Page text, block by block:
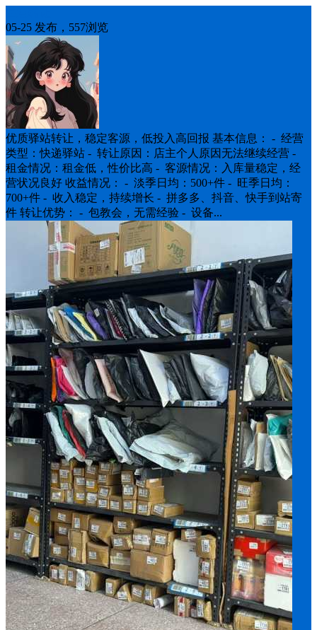
05-25 发布，557浏览
优质驿站转让，稳定客源，低投入高回报 基本信息： - 经营
类型：快递驿站 - 转让原因：店主个人原因无法继续经营 -
租金情况：租金低，性价比高 - 客源情况：入库量稳定，经
营状况良好 收益情况： - 淡季日均：500+件 - 旺季日均：
700+件 - 收入稳定，持续增长 - 拼多多、抖音、快手到站寄
件 转让优势： - 包教会，无需经验 - 设备...